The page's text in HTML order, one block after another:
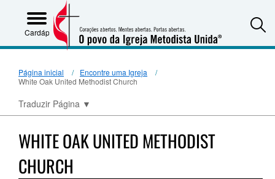
Cardápio
Página inicial
Encontre uma Igreja
White Oak United Methodist Church
Traduzir Página ▼
WHITE OAK UNITED METHODIST
CHURCH